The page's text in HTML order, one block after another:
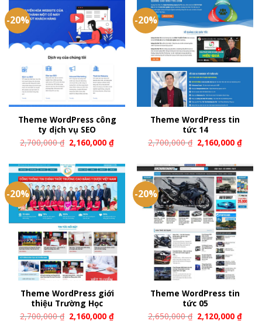
-20%
Theme WordPress công
ty dịch vụ SEO
2,700,000₫ 2,160,000₫
-20%
Theme WordPress tin
tức 14
2,700,000₫ 2,160,000₫
-20%
Theme WordPress giới
thiệu Trường Học
2,700,000₫ 2,160,000₫
-20%
Theme WordPress tin
tức 05
2,650,000₫ 2,120,000₫